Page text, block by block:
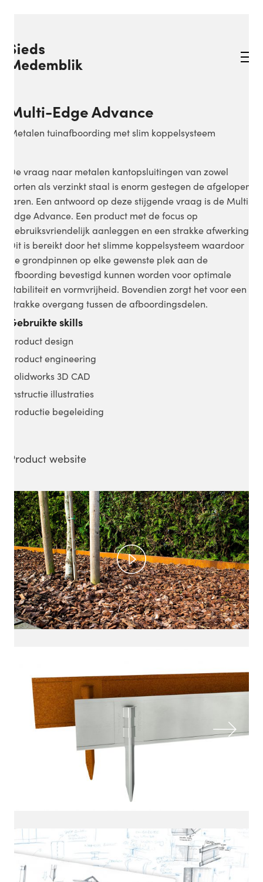
Multi-Edge Advance
Metalen tuinafboording met slim koppelsysteem
De vraag naar metalen kantopsluitingen van zowel
corten als verzinkt staal is enorm gestegen de afgelopen
jaren. Een antwoord op deze stijgende vraag is de Multi-
Edge Advance. Een product met de focus op
gebruiksvriendelijk aanleggen en een strakke afwerking.
Dit is bereikt door het slimme koppelsysteem waardoor
de grondpinnen op elke gewenste plek aan de
afboording bevestigd kunnen worden voor optimale
stabiliteit en vormvrijheid. Bovendien zorgt het voor een
strakke overgang tussen de afboordingsdelen.
Gebruikte skills
Product design
Product engineering
Solidworks 3D CAD
Instructie illustraties
Productie begeleiding
Product website
Play
Video